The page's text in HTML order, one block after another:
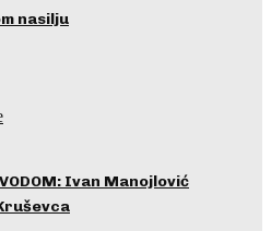
nasilju
Ivan Manojlović